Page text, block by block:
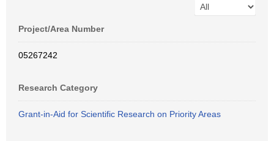
Project/Area Number
05267242
Research Category
Grant-in-Aid for Scientific Research on Priority Areas